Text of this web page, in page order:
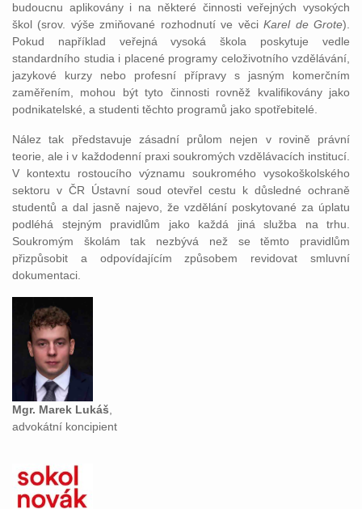
budoucnu aplikovány i na některé činnosti veřejných vysokých
škol (srov. výše zmiňované rozhodnutí ve věciKarel de Grote).
Pokud například veřejná vysoká škola poskytuje vedle
standardního studia i placené programy celoživotního vzdělávání,
jazykové kurzy nebo profesní přípravy s jasným komerčním
zaměřením, mohou být tyto činnosti rovněž kvalifikovány jako
podnikatelské, a studenti těchto programů jako spotřebitelé.
Nález tak představuje zásadní průlom nejen v rovině právní
teorie, ale i v každodenní praxi soukromých vzdělávacích institucí.
V kontextu rostoucího významu soukromého vysokoškolského
sektoru v ČR Ústavní soud otevřel cestu k důsledné ochraně
studentů a dal jasně najevo, že vzdělání poskytované za úplatu
podléhá stejným pravidlům jako každá jiná služba na trhu.
Soukromým školám tak nezbývá než se těmto pravidlům
přizpůsobit a odpovídajícím způsobem revidovat smluvní
dokumentaci.
Mgr. Marek Lukáš
advokátní koncipient